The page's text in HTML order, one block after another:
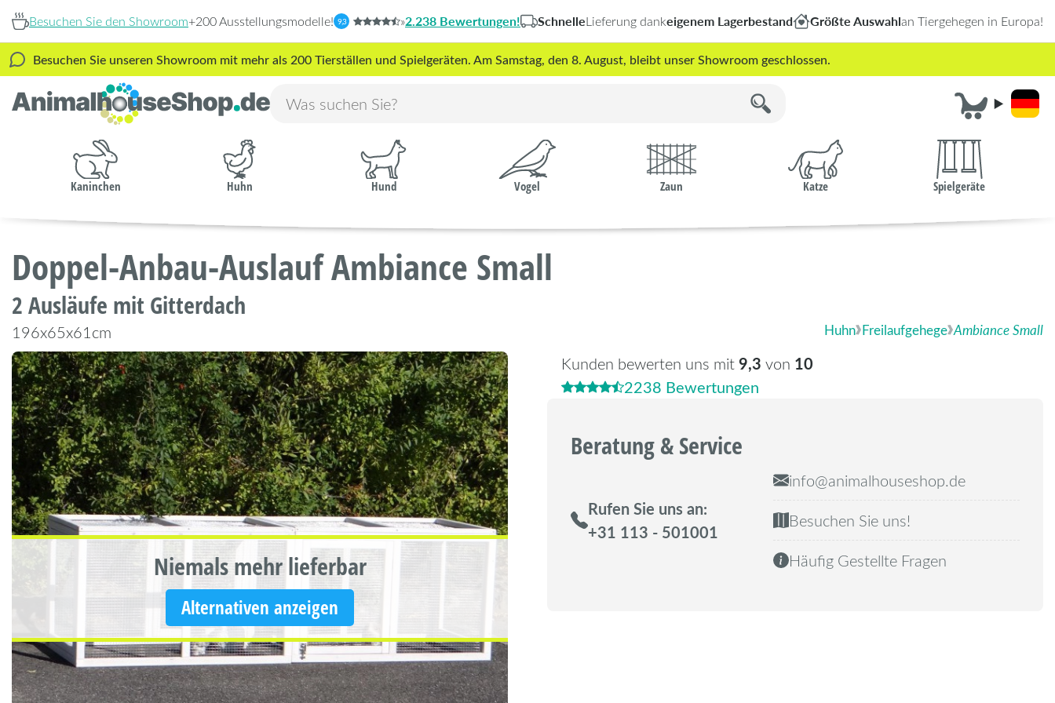
Besuchen Sie den Showroom+200 Ausstellungsmodelle! 9,3 »2.238 Bewertungen! SchnelleLieferung dankeigenem Lagerbestand Größte Auswahlan Tiergehegen in Europa!
Besuchen Sie unseren Showroom mit mehr als 200 Tierställen und Spielgeräten. Am Samstag, den 8. August, bleibt unser Showroom geschlossen.
Kaninchen Huhn Hund Vogel Zaun Katze Spielgeräte
Doppel-Anbau-Auslauf Ambiance Small
2 Ausläufe mit Gitterdach
196x65x61cm Huhn Freilaufgehege Ambiance Small
Niemals mehr lieferbar
Alternativen anzeigen
Kunden bewerten uns mit9,3 von 10
2238 Bewertungen
Beratung & Service
Rufen Sie uns an:
+31 113 - 501001
info@animalhouseshop.de
Besuchen Sie uns!
Häufig Gestellte Fragen